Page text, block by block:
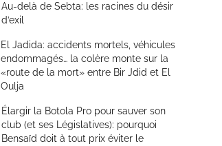
Au-delà de Sebta: les racines du désir
d’exil
El Jadida: accidents mortels, véhicules
endommagés… la colère monte sur la
«route de la mort» entre Bir Jdid et El
Oulja
Élargir la Botola Pro pour sauver son
club (et ses Législatives): pourquoi
Bensaïd doit à tout prix éviter le